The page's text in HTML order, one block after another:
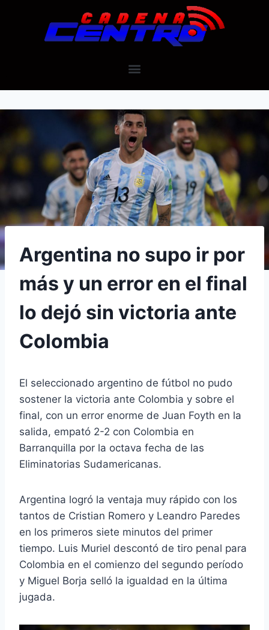
Argentina no supo ir por
más y un error en el final
lo dejó sin victoria ante
Colombia
El seleccionado argentino de fútbol no pudo
sostener la victoria ante Colombia y sobre el
final, con un error enorme de Juan Foyth en la
salida, empató 2-2 con Colombia en
Barranquilla por la octava fecha de las
Eliminatorias Sudamericanas.
Argentina logró la ventaja muy rápido con los
tantos de Cristian Romero y Leandro Paredes
en los primeros siete minutos del primer
tiempo. Luis Muriel descontó de tiro penal para
Colombia en el comienzo del segundo período
y Miguel Borja selló la igualdad en la última
jugada.